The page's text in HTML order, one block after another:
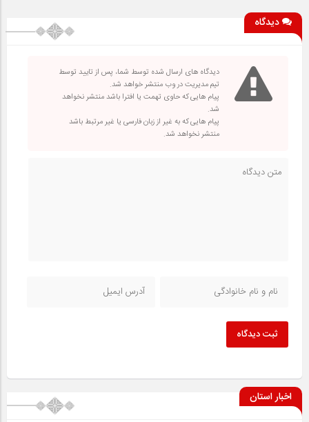
دیدگاه
دیدگاه های ارسال شده توسط شما، پس از تایید توسط
تیم مدیریت در وب منتشر خواهد شد.
پیام هایی که حاوی تهمت یا افترا باشد منتشر نخواهد
شد.
پیام هایی که به غیر از زبان فارسی یا غیر مرتبط باشد
منتشر نخواهد شد.
ثبت دیدگاه
اخبار استان